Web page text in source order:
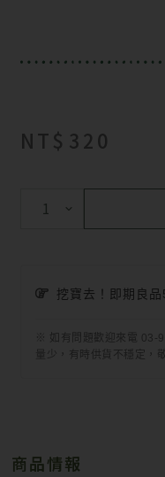
NT$ 320
挖寶去！即期良品
※ 如有問題歡迎來電 03-
量少，有時供貨不穩定，
商品情報